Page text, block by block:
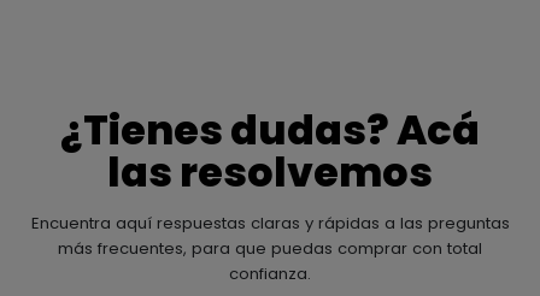
¿Tienes dudas? Acá
las resolvemos
Encuentra aquí respuestas claras y rápidas a las preguntas
más frecuentes, para que puedas comprar con total
confianza.